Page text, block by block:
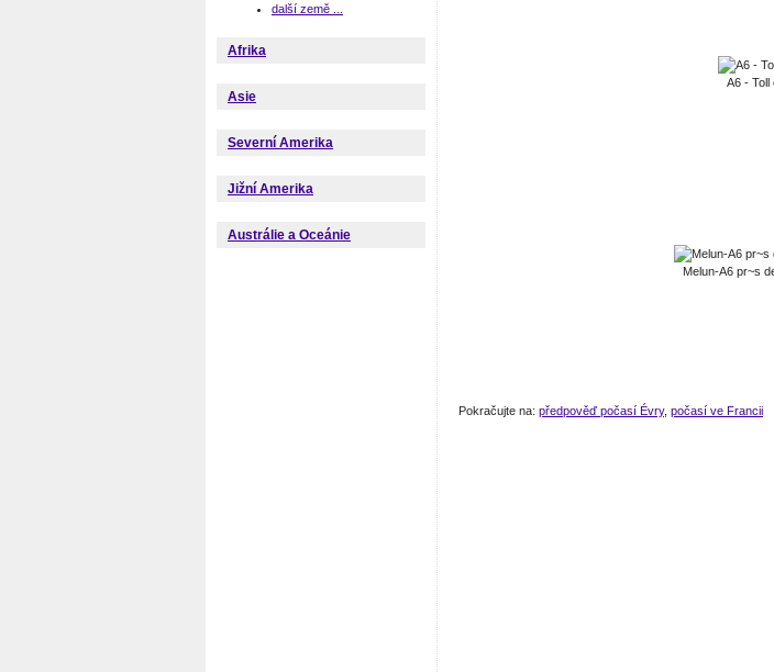
další země ...
Afrika
Asie
Severní Amerika
Jižní Amerika
Austrálie a Oceánie
A6 - Toll
Melun-A6 pr~s
Pokračujte na: předpověď počasí Évry, počasí ve Francii